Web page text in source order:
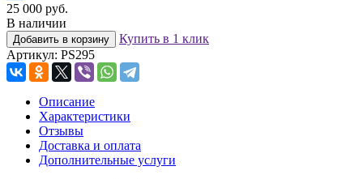
25 000 руб.
В наличии
Добавить в корзину
Купить в 1 клик
Артикул: PS295
Описание
Характеристики
Отзывы
Доставка и оплата
Дополнительные услуги